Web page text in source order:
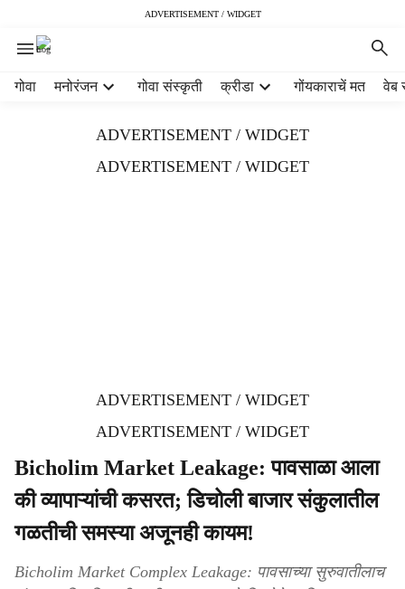
ADVERTISEMENT / WIDGET
गोवा मनोरंजन गोवा संस्कृती क्रीडा गोंयकाराचें मत वेब
ADVERTISEMENT / WIDGET
ADVERTISEMENT / WIDGET
ADVERTISEMENT / WIDGET
ADVERTISEMENT / WIDGET
Bicholim Market Leakage: पावसाळा आला
की व्यापाऱ्यांची कसरत; डिचोली बाजार संकुलातील
गळतीची समस्या अजूनही कायम!
Bicholim Market Complex Leakage: पावसाच्या सुरुवातीलाच